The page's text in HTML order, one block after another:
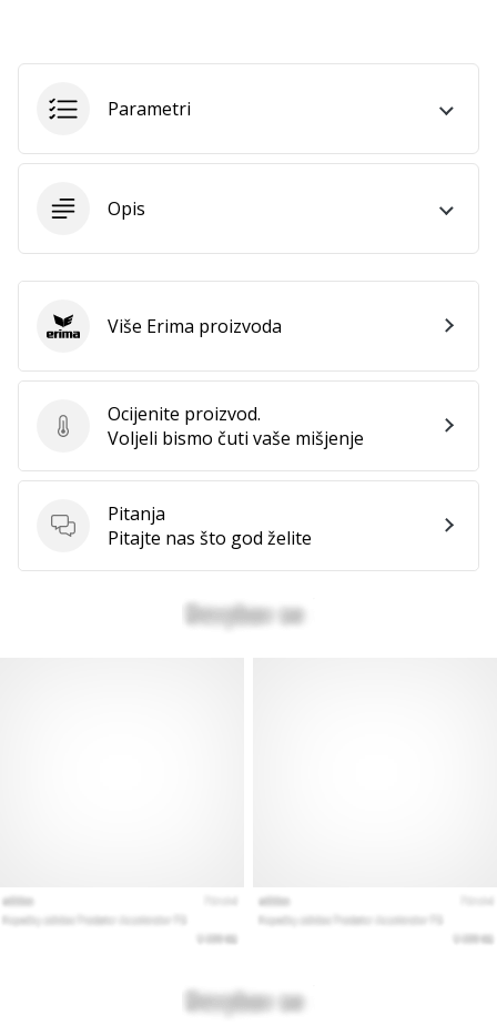
Parametri
Opis
Ocijenite proizvod.
Ocijenite proizvod.
Voljeli bismo čuti vaše mišjenje
Pitanja
Pitanja
Pitajte nas što god želite
Erima Više Erima proizvoda